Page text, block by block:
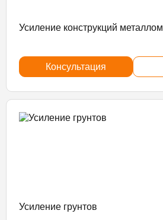
Усиление конструкций металлом
Консультация
Усиление грунтов